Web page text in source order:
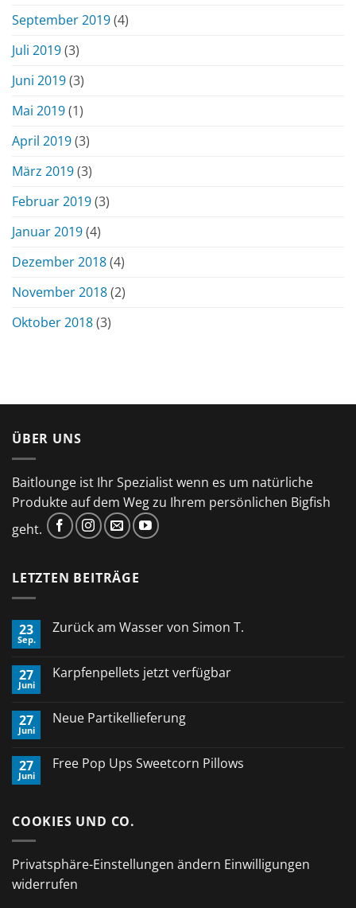
September 2019(4)
Juli 2019(3)
Juni 2019(3)
Mai 2019(1)
April 2019(3)
März 2019(3)
Februar 2019(3)
Januar 2019(4)
Dezember 2018(4)
November 2018(2)
Oktober 2018(3)
ÜBER UNS
Baitlounge ist Ihr Spezialist wenn es um natürliche
Produkte auf dem Weg zu Ihrem persönlichen Bigfish
geht.
LETZTEN BEITRÄGE
23
Sep.
Zurück am Wasser von Simon T.
Zurück
Simon
T.
27
Juni
Karpfenpellets jetzt verfügbar
Karpfenpellets
27
Juni
Neue Partikellieferung
Neue
Partikellieferung
27
Juni
Free Pop Ups Sweetcorn Pillows
Pop
COOKIES UND CO.
Privatsphäre-Einstellungen ändern Einwilligungen
widerrufen